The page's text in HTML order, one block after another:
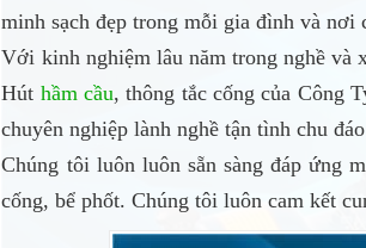
minh sạch đẹp trong mỗi gia đình và nơi
Với kinh nghiệm lâu năm trong nghề
Hút hầm cầu, thông tắc cống của Công
chuyên nghiệp lành nghề tận tình chu
Chúng tôi luôn luôn sẵn sàng đáp ứng
cống, bể phốt. Chúng tôi luôn cam kết